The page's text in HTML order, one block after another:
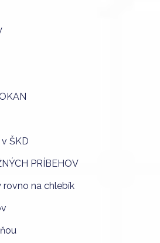
ŠKD
PRÍBEHOV
rovno na chlebík